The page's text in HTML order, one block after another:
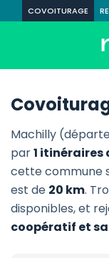
COVOITURAGE
Machilly
par1
cette commune
est de 20 km.
disponibles, et
coopératif et